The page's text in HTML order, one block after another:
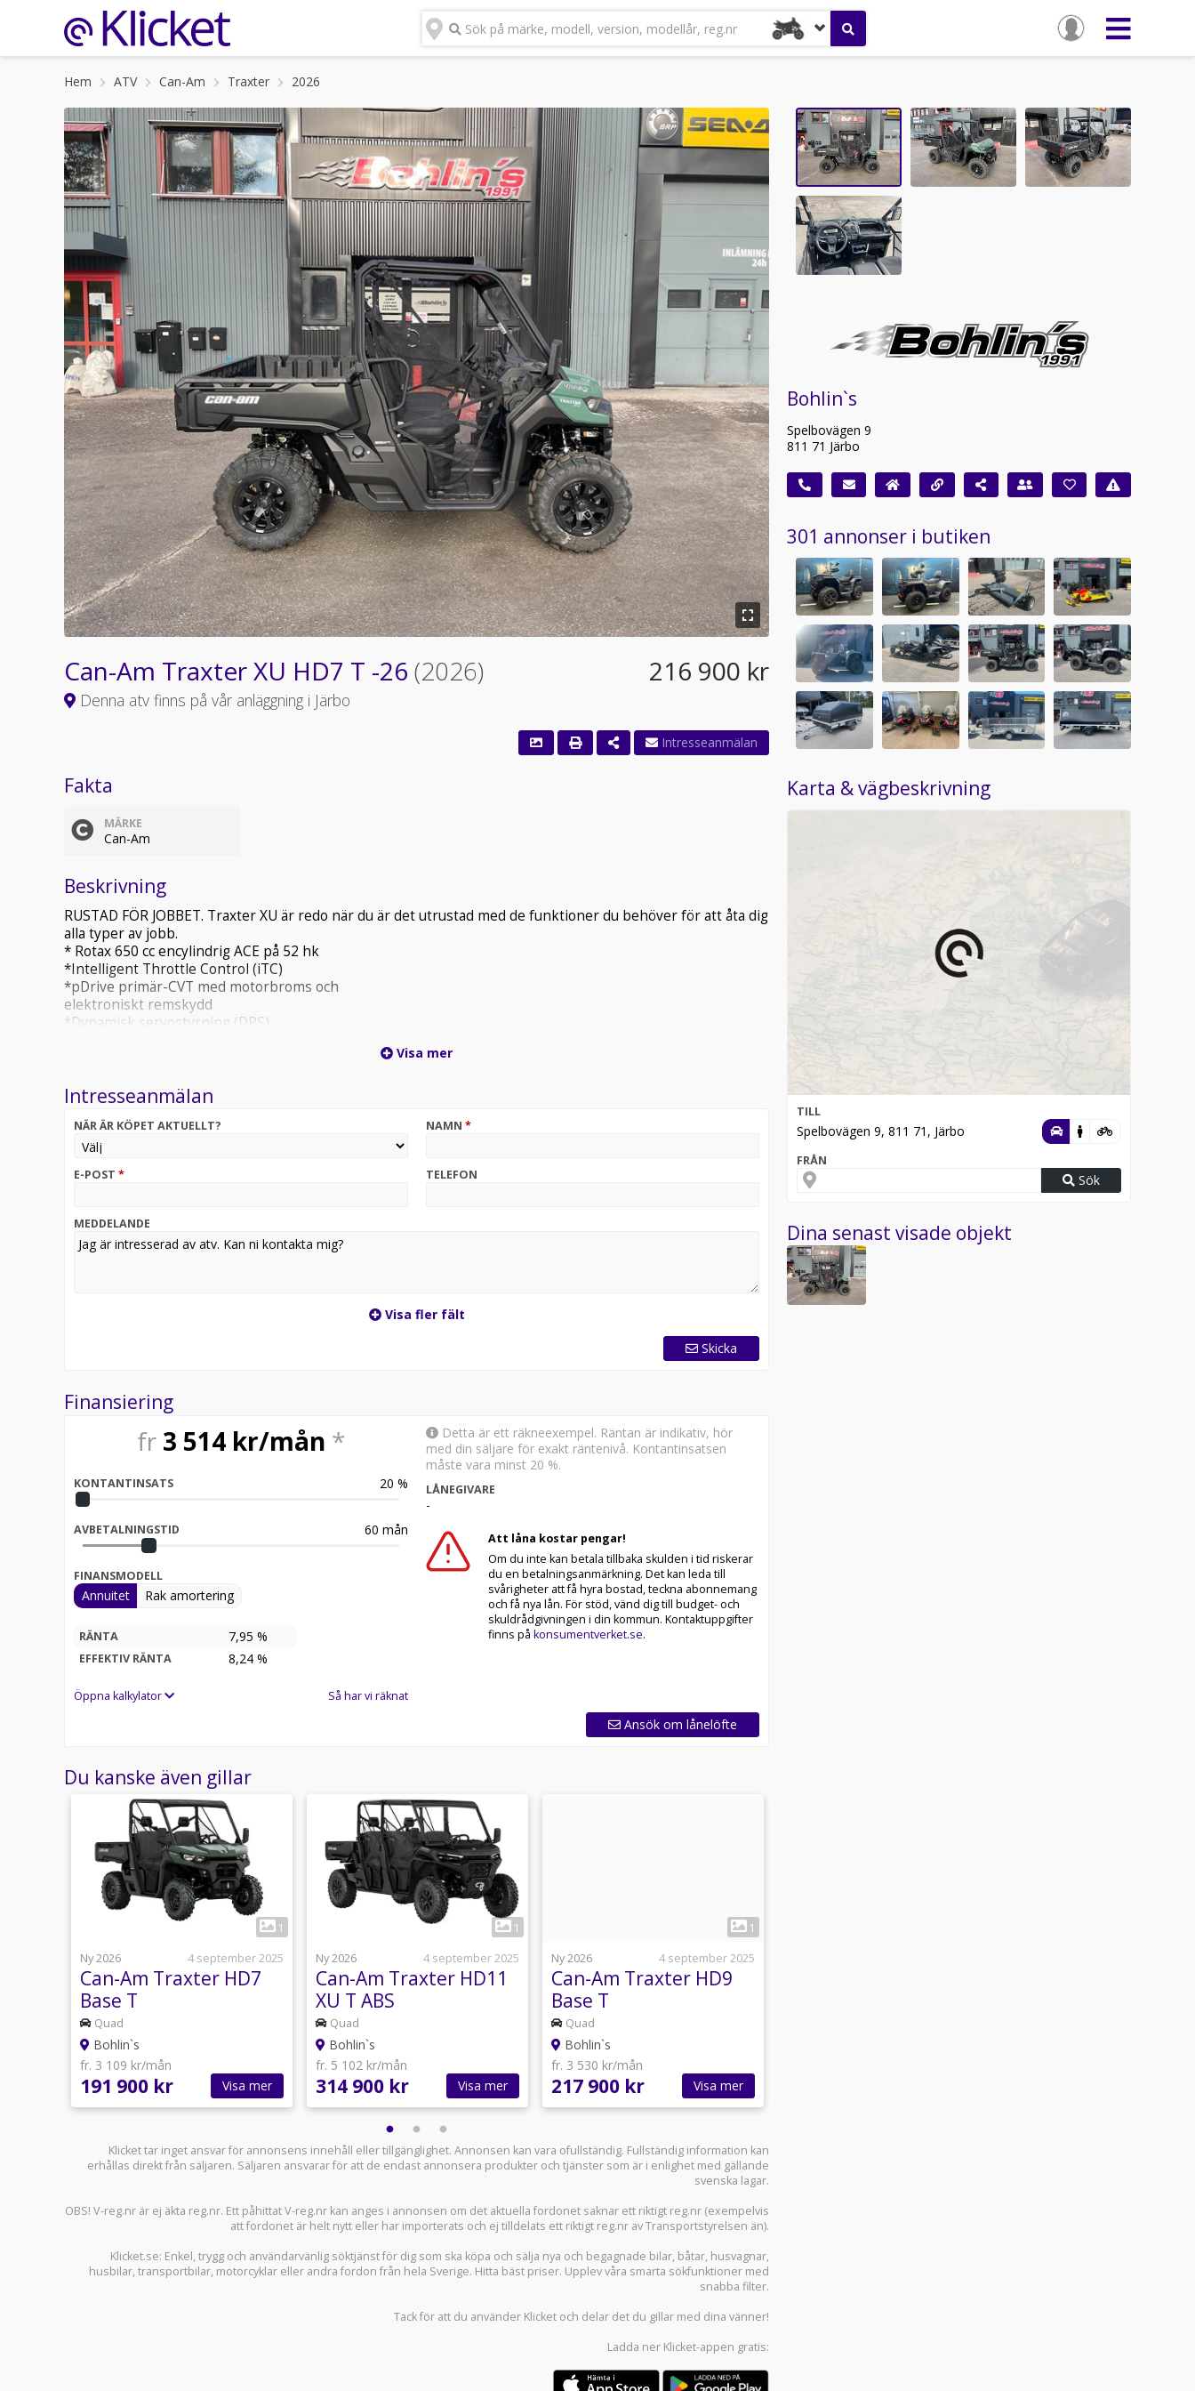
Sök på märke, modell, version, modellår, reg.nr
Hem ATV Can-Am Traxter 2026
Can-Am Traxter XU HD7 T -26 (2026)
Denna atv finns på vår anläggning i Järbo
216 900 kr
Fakta
MÄRKE
Can-Am
Beskrivning
RUSTAD FÖR JOBBET. Traxter XU är redo när du är det utrustad med de funktioner du behöver för att åta dig
alla typer av jobb.
* Rotax 650 cc encylindrig ACE på 52 hk
*Intelligent Throttle Control (iTC)
*pDrive primär-CVT med motorbroms och
elektroniskt remskydd
*Dynamisk servostyrning (DPS)
VI tar byten skoter.atv.vattenskoter.mc
Visa mer
Intresseanmälan
NÄR ÄR KÖPET AKTUELLT? NAMN *
E-POST * TELEFON
MEDDELANDE
Visa fler fält
Skicka
Finansiering
fr 3 514kr/mån *
KONTANTINSATS 20 %
AVBETALNINGSTID 60 mån
FINANSMODELL
Annuitet Rak amortering
RÄNTA 7,95 %
EFFEKTIV RÄNTA 8,24 %
Öppna kalkylator Så har vi räknat
Detta är ett räkneexempel. Räntan är indikativ, hör
med din säljare för exakt räntenivå. Kontantinsatsen
måste vara minst 20 %.
LÅNEGIVARE
-
Att låna kostar pengar!
Om du inte kan betala tillbaka skulden i tid riskerar
du en betalningsanmärkning. Det kan leda till
svårigheter att få hyra bostad, teckna abonnemang
och få nya lån. För stöd, vänd dig till budget- och
skuldrådgivningen i din kommun. Kontaktuppgifter
finns på konsumentverket.se.
Ansök om lånelöfte
Du kanske även gillar
1
Ny 2026
4 september 2025
Can-Am Traxter HD7
Base T
Quad
Bohlin`s
fr. 3 109 kr/mån
191 900 kr Visa mer
1
Ny 2026
4 september 2025
Can-Am Traxter HD11
XU T ABS
Quad
Bohlin`s
fr. 5 102 kr/mån
314 900 kr Visa mer
1
Ny 2026
4 september 2025
Can-Am Traxter HD9
Base T
Quad
Bohlin`s
fr. 3 530 kr/mån
217 900 kr Visa mer
Klicket tar inget ansvar för annonsens innehåll eller tillgänglighet. Annonsen kan vara ofullständig. Fullständig information kan
erhållas direkt från säljaren. Säljaren ansvarar för att de endast annonsera produkter och tjänster som är i enlighet med gällande
svenska lagar.
OBS! V-reg.nr är ej äkta reg.nr. Ett påhittat V-reg.nr kan anges i annonsen om det aktuella fordonet saknar ett riktigt reg.nr (exempelvis
att fordonet är helt nytt eller har importerats och ej tilldelats ett riktigt reg.nr av Transportstyrelsen än).
Klicket.se: Enkel, trygg och användarvänlig söktjänst för dig som ska köpa och sälja nya och begagnade bilar, båtar, husvagnar,
husbilar,transportbilar, motorcyklar eller andra fordon från hela Sverige. Hitta bäst priser. Upplev våra smarta sökfunktioner med
snabba filter.
Tack för att du använder Klicket och delar det du gillar med dina vänner!
Ladda ner Klicket-appen gratis:
Bohlin`s
Spelbovägen 9
811 71 Järbo
301 annonser i butiken
Karta & vägbeskrivning
TILL
Spelbovägen 9, 811 71, Järbo
FRÅN
Sök
Dina senast visade objekt